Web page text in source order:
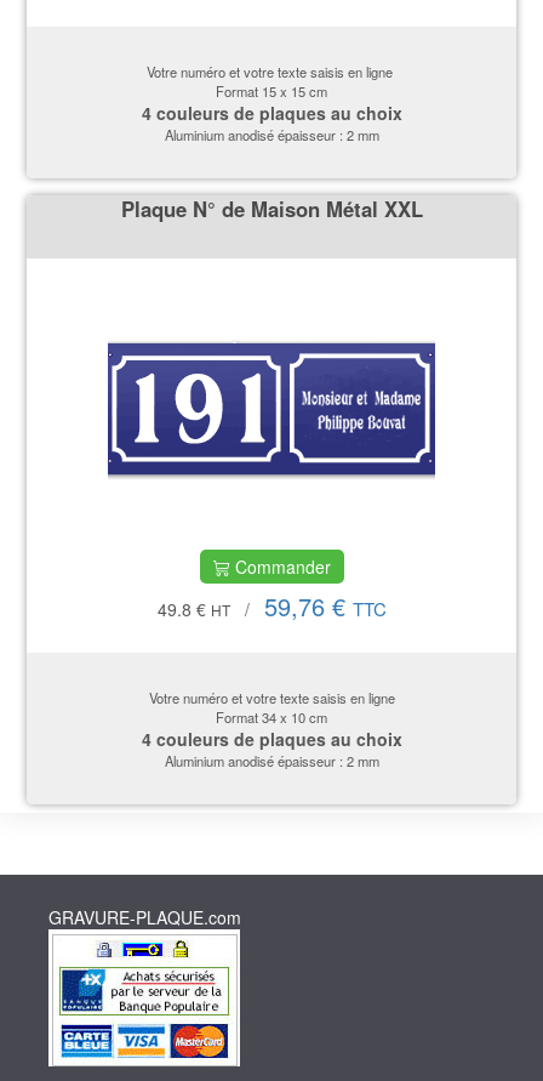
Votre numéro et votre texte saisis en ligne
Format 15 x 15 cm
4 couleurs de plaques au choix
Aluminium anodisé épaisseur : 2 mm
Plaque N° de Maison Métal XXL
Commander
49.8 € HT / 59,76 € TTC
Votre numéro et votre texte saisis en ligne
Format 34 x 10 cm
4 couleurs de plaques au choix
Aluminium anodisé épaisseur : 2 mm
GRAVURE-PLAQUE.com